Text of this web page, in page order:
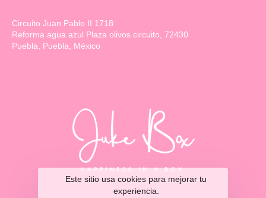
Circuito Juan Pablo II 1718
Reforma agua azul Plaza olivos circuito, 72430
Puebla, Puebla, México
Este sitio usa cookies para mejorar tu
experiencia.